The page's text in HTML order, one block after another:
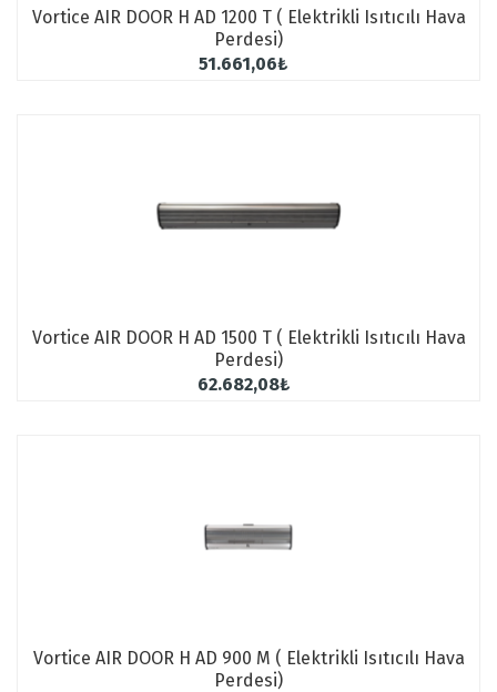
Vortice AIR DOOR H AD 1200 T ( Elektrikli Isıtıcılı Hava
Perdesi)
51.661,06₺
Vortice AIR DOOR H AD 1500 T ( Elektrikli Isıtıcılı Hava
Perdesi)
62.682,08₺
Vortice AIR DOOR H AD 900 M ( Elektrikli Isıtıcılı Hava
Perdesi)